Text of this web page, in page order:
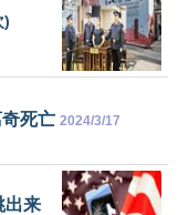
)
死亡 2024/3/17
出来